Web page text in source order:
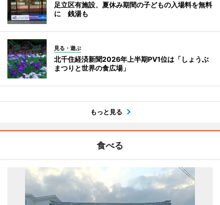
足立区有施設、夏休み期間の子どもの入場料を無料
に 銭湯も
見る・遊ぶ
北千住経済新聞2026年上半期PV1位は「しょうぶ
まつりと世界の食広場」
もっと見る
食べる